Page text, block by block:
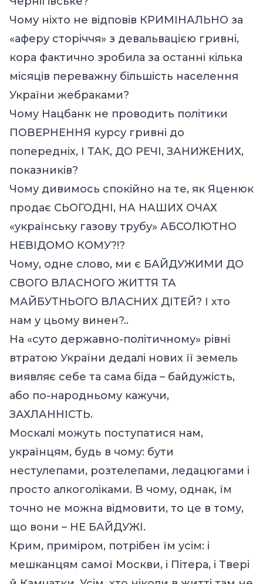
Чому ніхто не відповів КРИМІНАЛЬНО за
«аферу сторіччя» з девальвацією гривні,
кора фактично зробила за останні кілька
місяців переважну більшість населення
України жебраками?
Чому Нацбанк не проводить політики
ПОВЕРНЕННЯ курсу гривні до
попередніх, І ТАК, ДО РЕЧІ, ЗАНИЖЕНИХ,
показників?
Чому дивимось спокійно на те, як Яценюк
продає СЬОГОДНІ, НА НАШИХ ОЧАХ
«українську газову трубу» АБСОЛЮТНО
НЕВІДОМО КОМУ?!?
Чому, одне слово, ми є БАЙДУЖИМИ ДО
СВОГО ВЛАСНОГО ЖИТТЯ ТА
МАЙБУТНЬОГО ВЛАСНИХ ДІТЕЙ? І хто
нам у цьому винен?..
На «суто державно-політичному» рівні
втратою України дедалі нових її земель
виявляє себе та сама біда – байдужість,
або по-народньому кажучи,
ЗАХЛАННІСТЬ.
Москалі можуть поступатися нам,
українцям, будь в чому: бути
нестулепами, розтелепами, ледацюгами і
просто алкоголіками. В чому, однак, їм
точно не можна відмовити, то це в тому,
що вони – НЕ БАЙДУЖІ.
Крим, приміром, потрібен їм усім: і
мешканцям самої Москви, і Пітера, і Твері